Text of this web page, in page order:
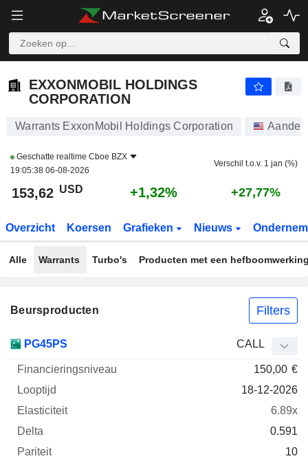
EXXONMOBIL HOLDINGS
CORPORATION
Warrants ExxonMobil Holdings Corporation
Geschatte realtime Cboe BZX
19:05:38 06-08-2026
Verschil t.o.v. 1 jan (%)
153,62 USD +1,32% +27,77%
Overzicht Koersen Grafieken Nieuws
Alle Warrants Turbo's Producten met een
Beursproducten Filters
Elasticiteit
PG45PS CALL
150,00 €
18-12-2026
6.89x
0.591
10